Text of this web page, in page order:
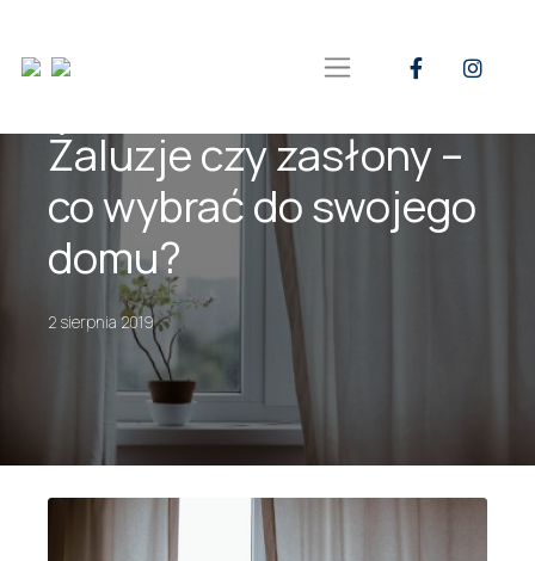
Żaluzje czy zasłony –
co wybrać do swojego
domu?
2 sierpnia 2019